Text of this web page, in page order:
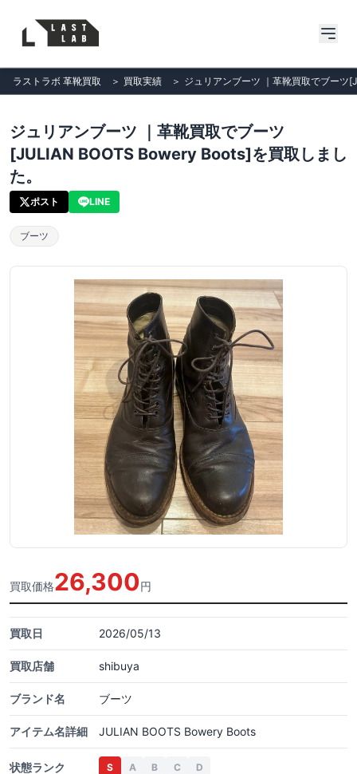
ラストラボ 革靴買取 ＞ 買取実績 ＞ ジュリアンブーツ ｜革靴買取でブー
ジュリアンブーツ ｜革靴買取でブーツ
[JULIAN BOOTS Bowery Boots]を買取しまし
た。
ポスト LINE
ブーツ
買取価格26,300円
買取日 2026/05/13
買取店舗 shibuya
ブランド名 ブーツ
アイテム名詳細 JULIAN BOOTS Bowery Boots
状態ランク S A B C D